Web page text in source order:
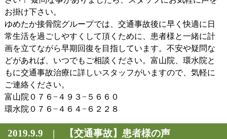
お掛け下さい。
ゆめたか接骨院グループでは、交通事故後に早く快適に日
常生活を過ごしやすくして頂くために、患者様と一緒に計
画を立てながら早期回復を目指しています。不安や疑問な
どがあれば、いつでもご相談ください。富山院、環水院と
もに交通事故治療に詳しいスタッフがいますので、気軽に
ご連絡ください。
富山院０７６−４９３−５６６０
環水院０７６−４６４−６２２８
2019.9.9 | 【交通事故】患者様の声